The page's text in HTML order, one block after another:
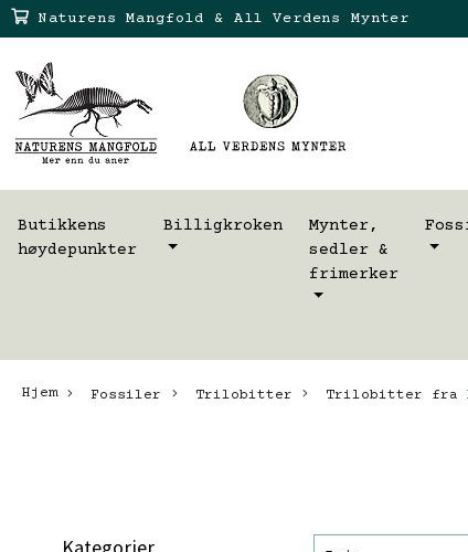
Naturens Mangfold & All Verdens Mynter
Butikkens
høydepunkter
Billigkroken
Mynter,
sedler &
frimerker
Hjem Fossiler Trilobitter Trilobitter fra
Kategorier